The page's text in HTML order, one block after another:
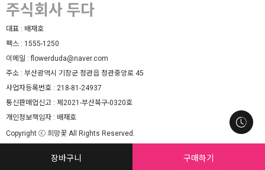
장바구니 구매하기
주식회사 두다
대표 : 배재호
팩스 : 1555-1250
이메일 :flowerduda@naver.com
주소 : 부산광역시 기장군 정관읍 정관중앙로 45
사업자등록번호 : 218-81-24937
통신판매업신고 : 제2021-부산북구-0320호
개인정보책임자 : 배재호
Copyright ⓒ 희망꽃 All Rights Reserved.